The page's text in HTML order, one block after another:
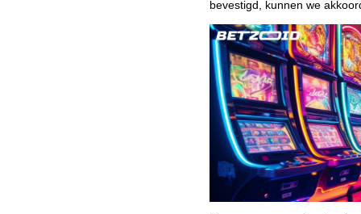
bevestigd, kunnen we